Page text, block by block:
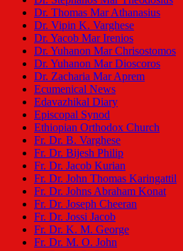
Dr. Thomas Mar Athanasius
Dr. Vipin K. Varghese
Dr. Yacob Mar Irenios
Dr. Yuhanon Mar Chrisostomos
Dr. Yuhanon Mar Dioscoros
Dr. Zacharia Mar Aprem
Ecumenical News
Edavazhikal Diary
Episcopal Synod
Ethiopian Orthodox Church
Fr. Dr. B. Varghese
Fr. Dr. Bijesh Philip
Fr. Dr. Jacob Kurian
Fr. Dr. John Thomas Karingattil
Fr. Dr. Johns Abraham Konat
Fr. Dr. Joseph Cheeran
Fr. Dr. Jossi Jacob
Fr. Dr. K. M. George
Fr. Dr. M. O. John